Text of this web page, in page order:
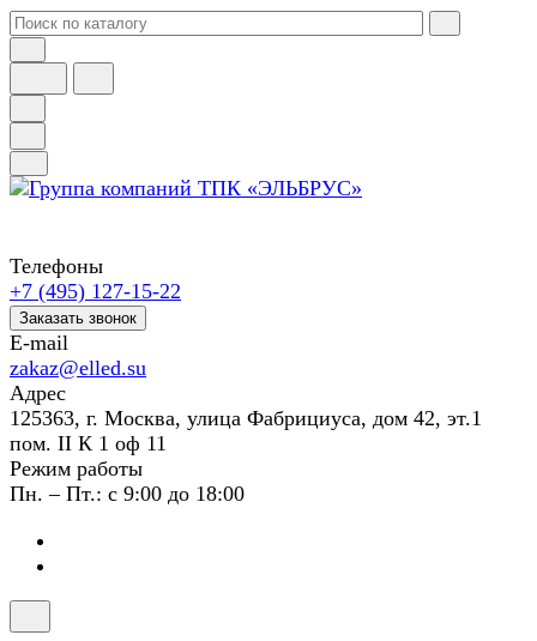
Телефоны
+7 (495) 127-15-22
Заказать звонок
E-mail
zakaz@elled.su
Адрес
125363, г. Москва, улица Фабрициуса, дом 42, эт.1
пом. II К 1 оф 11
Режим работы
Пн. – Пт.: с 9:00 до 18:00